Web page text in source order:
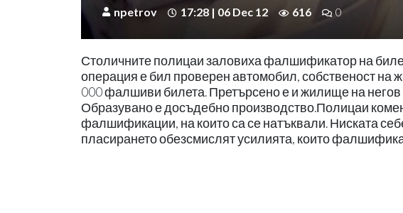
npetrov 17:28 | 06 Dec 12 616 0
Столичните полицаи заловиха фалшификатор на
операция е бил проверен автомобил, собственост на
000 фалшиви билета. Претърсено е и жилище на негов
Образувано е досъдебно производство.Полицаи
фалшификации, на които са се натъквали. Ниската
пласирането обезсмислят усилията, които